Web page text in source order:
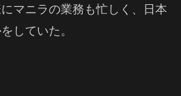
マニラの業務も忙しく、日本
していた。